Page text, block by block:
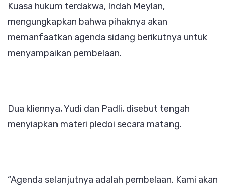
Kuasa hukum terdakwa, Indah Meylan,
mengungkapkan bahwa pihaknya akan
memanfaatkan agenda sidang berikutnya untuk
menyampaikan pembelaan.
Dua kliennya, Yudi dan Padli, disebut tengah
menyiapkan materi pledoi secara matang.
“Agenda selanjutnya adalah pembelaan. Kami akan